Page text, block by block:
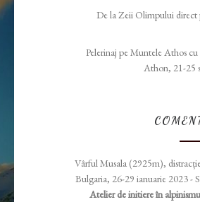
De la Zeii Olimpului direct
Pelerinaj pe Muntele Athos cu
Athon, 21-25
Vârful Musala (2925m),
Bulgaria, 26-29 ianuarie 2023 -
Atelier de initiere în